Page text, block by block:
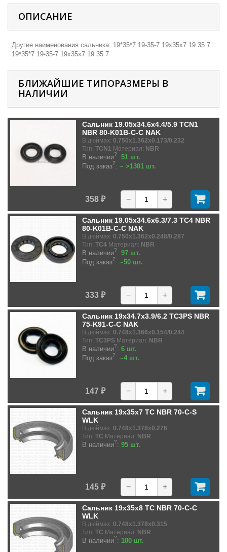
ОПИСАНИЕ
Другие наименования сальника: 19*35*7 19-35-7 19х35х7 19 35 7
19*35*7 19-35-7 19х35х7 19 35 7
БЛИЖАЙШИЕ ТИПОРАЗМЕРЫ В
НАЛИЧИИ
Сальник 19.05x34.6x4.4/5.9 TCN1
NBR 80-K01B-C-C NAK
В дюймах: 0.750x1.362x0.173/0.232
Тип: TCN1 Материал: NBR
В наличии?: 51 шт.
Под заказ?: ~ >1301 шт.
358 ₽ − +
Сальник 19.05x34.6x6.3/7.3 TC4 NBR
80-K01B-C-C NAK
В дюймах: 0.750x1.362x0.248/0.287
Тип: TC4 Материал: NBR
В наличии?: 97 шт.
Под заказ?: ~50 шт.
333 ₽ − +
Сальник 19x34.7x3.9/6.2 TC3PS NBR
75-K91-C-C NAK
В дюймах: 0.748x1.366x0.154/0.244
Тип: TC3PS Материал: NBR
В наличии?: 6 шт.
Под заказ?: ~4 шт.
147 ₽ − +
Сальник 19x35x7 TC NBR 70-C-S
WLK
В дюймах: 0.748x1.378x0.276
Тип: TC Материал: NBR
В наличии?: 95 шт.
145 ₽ − +
Сальник 19x35x8 TC NBR 70-C-C
WLK
В дюймах: 0.748x1.378x0.315
Тип: TC Материал: NBR
В наличии?: 100 шт.